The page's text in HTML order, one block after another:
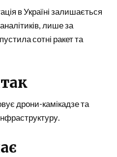
в Україні залишається
лише за
сотні ракет та
дрони-камікадзе та